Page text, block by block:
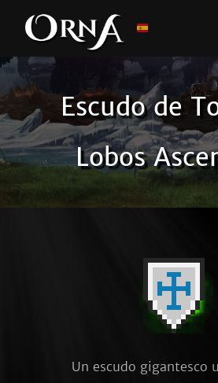
Escudo de
Lobos
Un escudo gigantesco